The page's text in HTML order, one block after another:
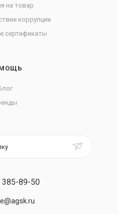
на товар
коррупции
сертификаты
385-89-50